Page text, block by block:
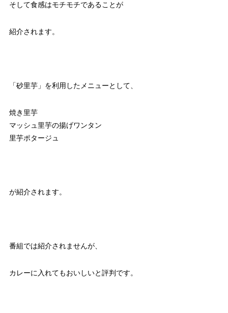
そして食感はモチモチであることが
紹介されます。
「砂里芋」を利用したメニューとして、
焼き里芋
マッシュ里芋の揚げワンタン
里芋ポタージュ
が紹介されます。
番組では紹介されませんが、
カレーに入れてもおいしいと評判です。